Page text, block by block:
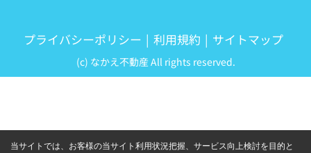
プライバシーポリシー 利用規約 サイトマップ
(c) なかえ不動産 All rights reserved.
当サイトでは、お客様の当サイト利用状況把握、サービス向上検討を目的と